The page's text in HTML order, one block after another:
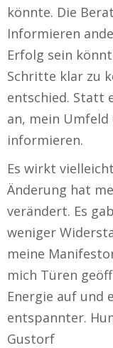
könnte. Die
Informieren
Erfolg sein
Schritte klar zu
entschied. Statt
an, mein Umfeld
informieren.
Es wirkt
Änderung hat
verändert. Es
weniger
meine
mich Türen
Energie auf und
entspannter.
Gustorf